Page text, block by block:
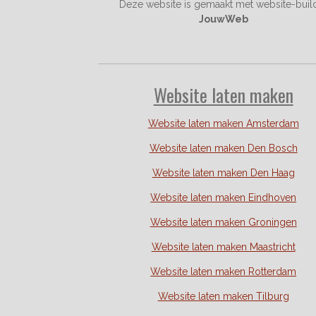
Deze website is gemaakt met website-
JouwWeb
Website laten maken
Website laten maken Amsterdam
Website laten maken Den Bosch
Website laten maken Den Haag
Website laten maken Eindhoven
Website laten maken Groningen
Website laten maken Maastricht
Website laten maken Rotterdam
Website laten maken Tilburg